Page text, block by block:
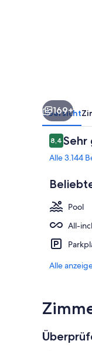
169+
Übersicht
8,48,4 von 10.
Sehr
Alle 3.144
Pool
All-
Alle